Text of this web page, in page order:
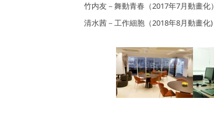
竹内友－舞動青春（2017年7月動畫化）
清水茜－工作細胞（2018年8月動畫化)